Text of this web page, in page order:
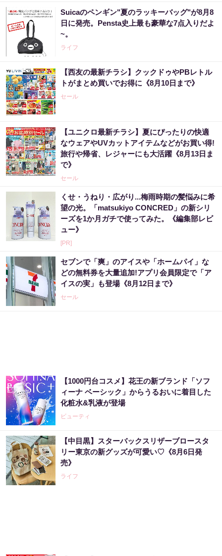
Suicaのペンギン"夏のラッキーバッグ"が8月8
日に発売。Pensta史上最も豪華な7点入りだよ
~。
ライフ
【西友の最新チラシ】クックドゥやPBレトル
トがまとめ買いでお得に《8月10日まで》
セール
【ユニクロ最新チラシ】夏にぴったりの快適
なウェアやUVカットアイテムなどがお買い得!
旅行や帰省、レジャーにも大活躍《8月13日ま
で》
セール
くせ・うねり・広がり...梅雨時期の髪悩みに希
望の光。「matsukiyo CONCRED」の新シリ
ーズを1か月ガチで使ってみた。《編集部レビ
ュー》
[PR]
セブンで「爽」のアイスや「ホームパイ」な
どの無料券を大量追加!アプリ会員限定で「ア
イスの実」も登場《8月12日まで》
セール
【1000円台コスメ】花王の新ブランド「ソフ
ィーナ ベーシック」からうるおいに着目した
化粧水&乳液が登場
ビューティ
【中目黒】スターバックスリザーブロースタ
リー東京の新グッズが可愛い♡《8月6日発
売》
ライフ